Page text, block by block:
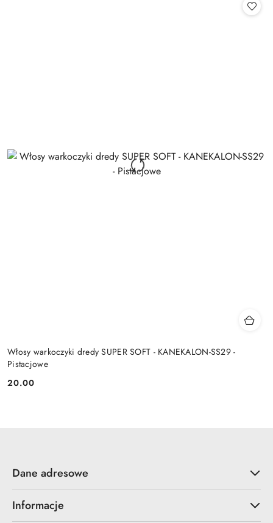
Włosy warkoczyki dredy SUPER SOFT - KANEKALON-SS29 -
Pistacjowe
Cena:
20.00
Dane adresowe
Informacje